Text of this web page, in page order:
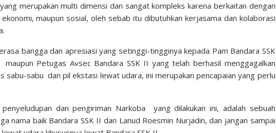
merupakan multi dimensi dan sangat kompleks karena berkaitan dengan
maupun sosial, oleh sebab itu dibutuhkan kerjasama dan kolaborasi
bangga dan apresiasi yang setinggi-tingginya kepada Pam Bandara SSK
Petugas Avsec Bandara SSK II yang telah berhasil menggagalkan
sabu-sabu dan pil ekstasi lewat udara, ini merupakan pencapaian yang perlu
dan pengiriman Narkoba yang dilakukan ini, adalah sebuah
nama baik Bandara SSK II dan Lanud Roesmin Nurjadin, dan jangan sampai